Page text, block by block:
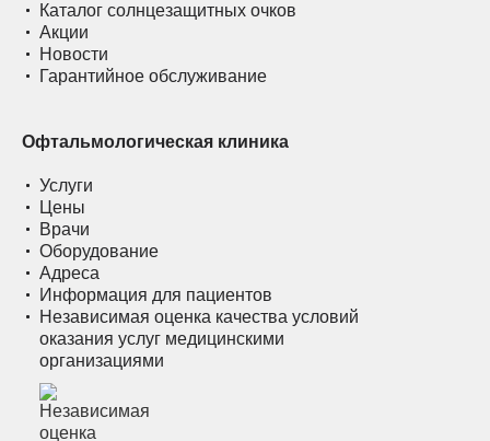
Каталог солнцезащитных очков
Акции
Новости
Гарантийное обслуживание
Офтальмологическая клиника
Услуги
Цены
Врачи
Оборудование
Адреса
Информация для пациентов
Независимая оценка качества условий
оказания услуг медицинскими
организациями